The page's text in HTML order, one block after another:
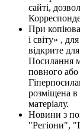
сайті,
При
і світу» ,
відкрите
Посилання
повного або
розміщена в
матеріалу.
Новини з
"Регіони",